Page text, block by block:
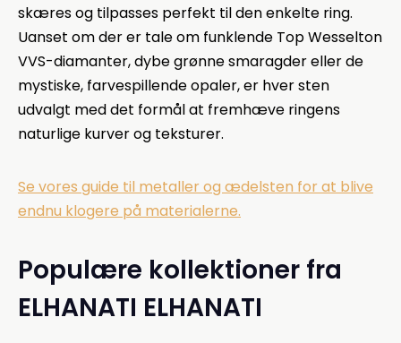
skæres og tilpasses perfekt til den enkelte ring.
Uanset om der er tale om funklende Top Wesselton
VVS-diamanter, dybe grønne smaragder eller de
mystiske, farvespillende opaler, er hver sten
udvalgt med det formål at fremhæve ringens
naturlige kurver og teksturer.
Se vores guide til metaller og ædelsten for at blive
endnu klogere på materialerne.
Populære kollektioner fra
ELHANATI ELHANATI